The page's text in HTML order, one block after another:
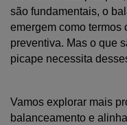
são fundamentais, o
emergem como termos
preventiva. Mas o que
picape necessita
Vamos explorar mais
balanceamento e